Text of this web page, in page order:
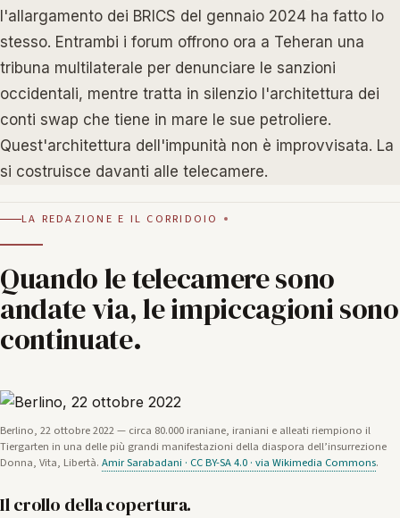
l'allargamento dei BRICS del gennaio 2024 ha fatto lo
stesso. Entrambi i forum offrono ora a Teheran una
tribuna multilaterale per denunciare le sanzioni
occidentali, mentre tratta in silenzio l'architettura dei
conti swap che tiene in mare le sue petroliere.
Quest'architettura dell'impunità non è improvvisata. La
si costruisce davanti alle telecamere.
LA REDAZIONE E IL CORRIDOIO
Quando le telecamere sono
andate via, le impiccagioni sono
continuate.
Berlino, 22 ottobre 2022 — circa 80.000 iraniane, iraniani e alleati riempiono il
Tiergarten in una delle più grandi manifestazioni della diaspora dell’insurrezione
Donna, Vita, Libertà. Amir Sarabadani · CC BY-SA 4.0 · via Wikimedia Commons.
Il crollo della copertura.